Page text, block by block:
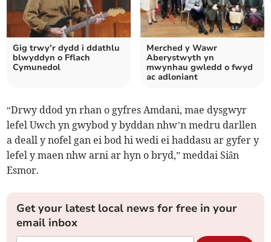
Gig trwy’r dydd i ddathlu
blwyddyn o Fflach
Cymunedol
Merched y Wawr
Aberystwyth yn
mwynhau gwledd o fwyd
ac adloniant
“Drwy ddod yn rhan o gyfres Amdani, mae dysgwyr
lefel Uwch yn gwybod y byddan nhw’n medru darllen
a deall y nofel gan ei bod hi wedi ei haddasu ar gyfer y
lefel y maen nhw arni ar hyn o bryd,” meddai Siân
Esmor.
Get your latest local news for free in your
email inbox